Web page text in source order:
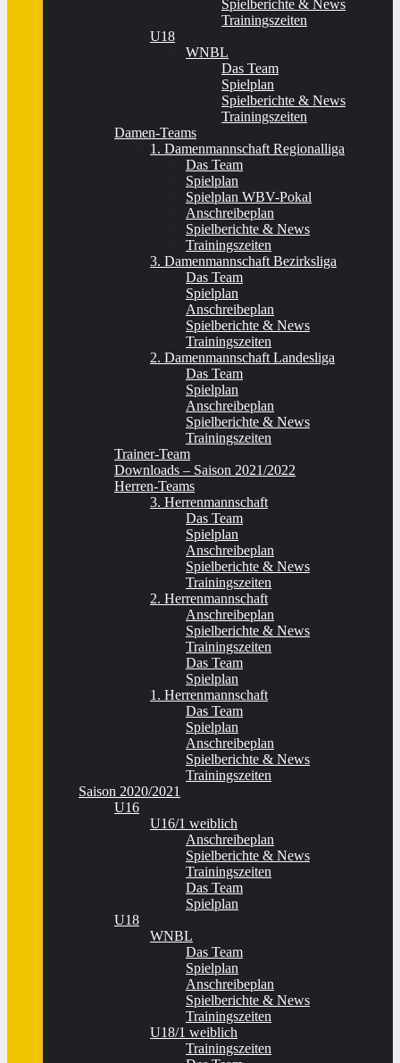
Spielberichte & News
Trainingszeiten
U18
WNBL
Das Team
Spielplan
Spielberichte & News
Trainingszeiten
Damen-Teams
1. Damenmannschaft Regionalliga
Das Team
Spielplan
Spielplan WBV-Pokal
Anschreibeplan
Spielberichte & News
Trainingszeiten
3. Damenmannschaft Bezirksliga
Das Team
Spielplan
Anschreibeplan
Spielberichte & News
Trainingszeiten
2. Damenmannschaft Landesliga
Das Team
Spielplan
Anschreibeplan
Spielberichte & News
Trainingszeiten
Trainer-Team
Downloads – Saison 2021/2022
Herren-Teams
3. Herrenmannschaft
Das Team
Spielplan
Anschreibeplan
Spielberichte & News
Trainingszeiten
2. Herrenmannschaft
Anschreibeplan
Spielberichte & News
Trainingszeiten
Das Team
Spielplan
1. Herrenmannschaft
Das Team
Spielplan
Anschreibeplan
Spielberichte & News
Trainingszeiten
Saison 2020/2021
U16
U16/1 weiblich
Anschreibeplan
Spielberichte & News
Trainingszeiten
Das Team
Spielplan
U18
WNBL
Das Team
Spielplan
Anschreibeplan
Spielberichte & News
Trainingszeiten
U18/1 weiblich
Trainingszeiten